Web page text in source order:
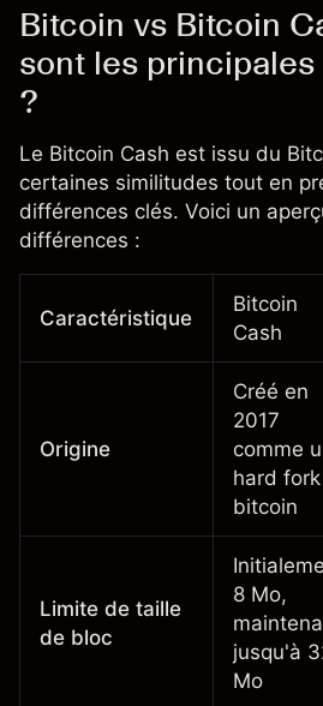
Bitcoin vs Bitcoin
sont les
?
Le Bitcoin Cash est issu du
certaines similitudes tout en
différences clés. Voici un
différences :
Caractéristique
Bitcoin
Cash
Origine
Créé en
2017
comme
hard
bitcoin
Limite de taille
de bloc
8 Mo,
jusqu'à
Mo